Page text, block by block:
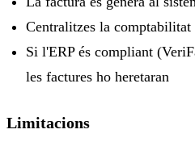
Centralitzes la
Si l'ERP és compliant
les factures ho heretaran
Limitacions